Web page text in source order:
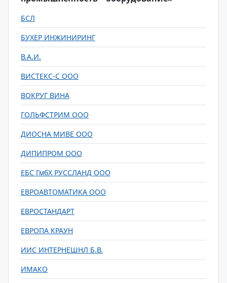
БСЛ
БУХЕР ИНЖИНИРИНГ
В.А.И.
ВИСТЕКС-С ООО
ВОКРУГ ВИНА
ГОЛЬФСТРИМ ООО
ДИОСНА МИВЕ ООО
ДИПИПРОМ ООО
ЕБС ГмбХ РУССЛАНД ООО
ЕВРОАВТОМАТИКА ООО
ЕВРОСТАНДАРТ
ЕВРОПА КРАУН
ИИС ИНТЕРНЕШНЛ Б.В.
ИМАКО